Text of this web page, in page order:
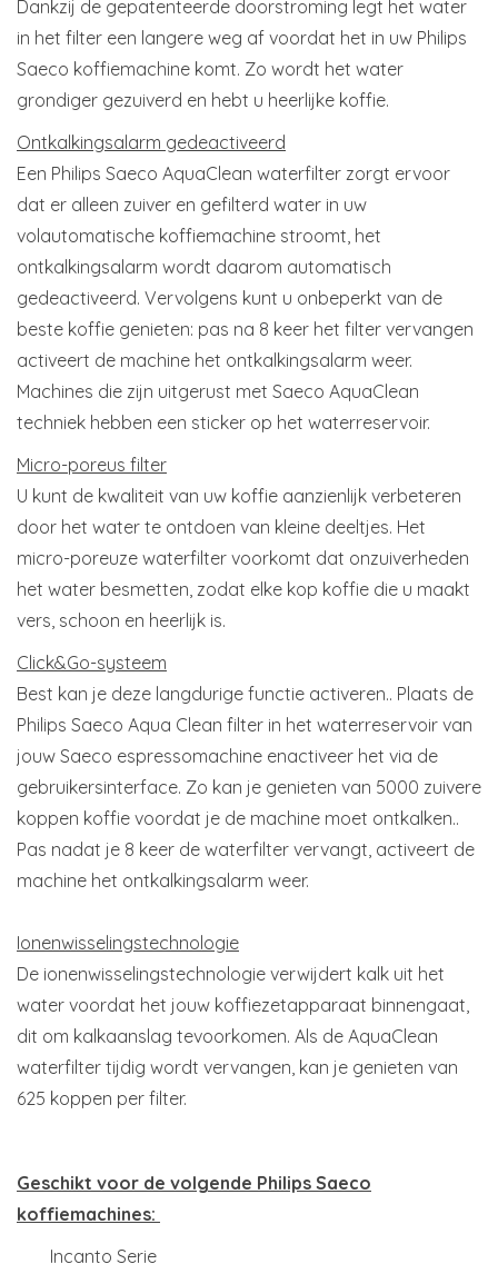
Dankzij de gepatenteerde doorstroming legt het water
in het filter een langere weg af voordat het in uw Philips
Saeco koffiemachine komt. Zo wordt het water
grondiger gezuiverd en hebt u heerlijke koffie.
Ontkalkingsalarm gedeactiveerd
Een Philips Saeco AquaClean waterfilter zorgt ervoor
dat er alleen zuiver en gefilterd water in uw
volautomatische koffiemachine stroomt, het
ontkalkingsalarm wordt daarom automatisch
gedeactiveerd. Vervolgens kunt u onbeperkt van de
beste koffie genieten: pas na 8 keer het filter vervangen
activeert de machine het ontkalkingsalarm weer.
Machines die zijn uitgerust met Saeco AquaClean
techniek hebben een sticker op het waterreservoir.
Micro-poreus filter
U kunt de kwaliteit van uw koffie aanzienlijk verbeteren
door het water te ontdoen van kleine deeltjes. Het
micro-poreuze waterfilter voorkomt dat onzuiverheden
het water besmetten, zodat elke kop koffie die u maakt
vers, schoon en heerlijk is.
Click&Go-systeem
Best kan je deze langdurige functie activeren.. Plaats de
Philips Saeco Aqua Clean filter in het waterreservoir van
jouw Saeco espressomachine enactiveer het via de
gebruikersinterface. Zo kan je genieten van 5000 zuivere
koppen koffie voordat je de machine moet ontkalken..
Pas nadat je 8 keer de waterfilter vervangt, activeert de
machine het ontkalkingsalarm weer.
Ionenwisselingstechnologie
De ionenwisselingstechnologie verwijdert kalk uit het
water voordat het jouw koffiezetapparaat binnengaat,
dit om kalkaanslag tevoorkomen. Als de AquaClean
waterfilter tijdig wordt vervangen, kan je genieten van
625 koppen per filter.
Geschikt voor de volgende Philips Saeco
koffiemachines:
Incanto Serie